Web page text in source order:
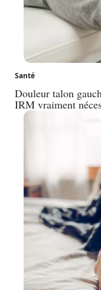
Santé
Douleur talon
IRM vraiment